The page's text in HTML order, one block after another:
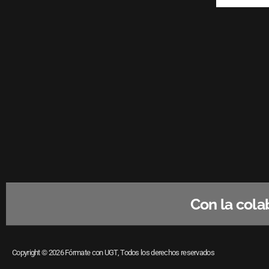
Con la
Copyright © 2026 Fórmate con UGT, Todos los derechos reservados